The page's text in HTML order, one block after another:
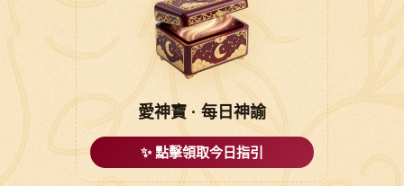
愛神寶 · 每日神諭
✨ 點擊領取今日指引